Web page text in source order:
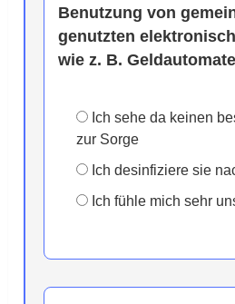
Benutzung von
genutzten
wie z. B.
Ich sehe da keinen
zur Sorge
Ich desinfiziere sie
Ich fühle mich sehr